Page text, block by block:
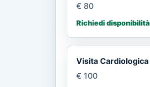
€ 80
Richiedi disponibilità
Visita Cardiologica
€ 100